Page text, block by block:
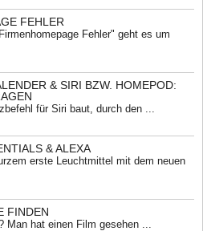
FEHLER
Fehler" geht es um
& SIRI BZW. HOMEPOD:
für Siri baut, durch den ...
& ALEXA
erste Leuchtmittel mit dem neuen
FINDEN
Man hat einen Film gesehen ...